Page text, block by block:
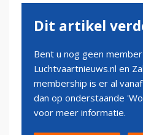
Dit artikel
Bent u nog geen
Luchtvaartnieuws.nl en
membership is er al
dan op onderstaande
voor meer informatie.